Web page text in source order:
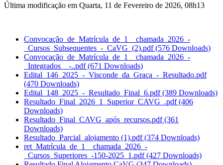
Última modificação em Quarta, 11 de Fevereiro de 2026, 08h13
Convocação_de_Matrícula_de_1__chamada_2026_-
_Cursos_Subsequentes_-_CaVG_(2).pdf(576 Downloads)
Convocação_de_Matrícula_de_1__chamada_2026_-
_Integrados__-..pdf(671 Downloads)
Edital_146_2025_-_Visconde_da_Graça_-_Resultado.pdf
(470 Downloads)
Edital_148_2025_-_Resultado_Final_6.pdf(389 Downloads)
Resultado_Final_2026_1_Superior_CAVG_.pdf(406
Downloads)
Resultado_Final_CAVG_após_recursos.pdf(361
Downloads)
Resultado_Parcial_alojamento (1).pdf(374 Downloads)
ret_Matrícula_de_1__chamada_2026_-
_Cursos_Superiores_-150-2025_1.pdf(427 Downloads)